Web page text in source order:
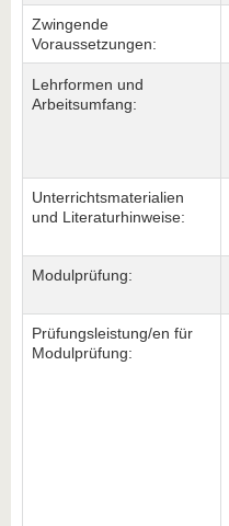
Zwingende
Voraussetzungen:
Lehrformen und
Arbeitsumfang:
Unterrichtsmaterialien
und Literaturhinweise:
Modulprüfung:
Prüfungsleistung/en für
Modulprüfung: